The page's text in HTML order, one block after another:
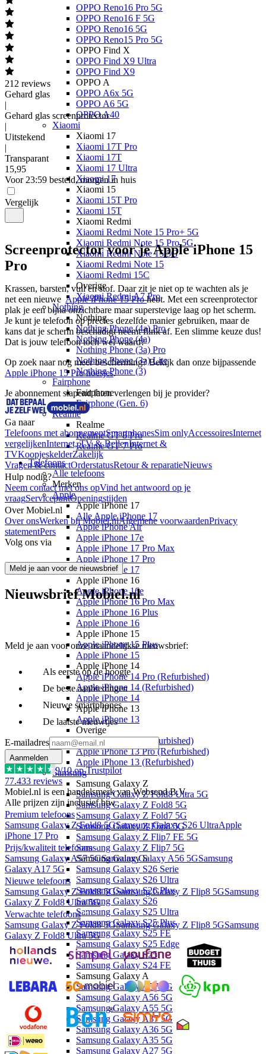
OPPO Reno16 Pro 5G
OPPO Reno16 F 5G
OPPO Reno16 5G
OPPO Reno15 Pro 5G
OPPO Find X
OPPO Find X9 Ultra
OPPO Find X9
OPPO A
OPPO A6x 5G
OPPO A6 5G
OPPO A40
Xiaomi
Xiaomi 17
Xiaomi 17T Pro
Xiaomi 17T
Xiaomi 17 Ultra
Xiaomi 17
Xiaomi 15
Xiaomi 15T Pro
Xiaomi 15T
Xiaomi Redmi
Xiaomi Redmi Note 15 Pro+ 5G
Xiaomi Redmi Note 15 Pro 5G
Xiaomi Redmi Note 15 5G
Xiaomi Redmi Note 15
Xiaomi Redmi 15C
Overige
Xiaomi Redmi A7 Pro
Nothing
Nothing
Nothing Phone (4a) Pro
Nothing Phone (4a)
Nothing Phone (3a) Pro
Nothing Phone (3a) Lite
Nothing Phone (3)
Fairphone
Fairphone
Fairphone (Gen. 6)
Realme
Realme
Realme GT 8 Pro
Realme GT 7 Pro
Telefoons
Alle telefoons
Merken
Apple
Apple iPhone 17
Alle Apple iPhone 17
Apple iPhone Air
Apple iPhone 17e
Apple iPhone 17 Pro Max
Apple iPhone 17 Pro
Apple iPhone 17
Apple iPhone 16
Apple iPhone 16e
Apple iPhone 16 Pro Max
Apple iPhone 16 Plus
Apple iPhone 16
Apple iPhone 15
Apple iPhone 15 Plus
Apple iPhone 15
Apple iPhone 14
Apple iPhone 14 Pro (Refurbished)
Apple iPhone 14 (Refurbished)
Apple iPhone 14
Apple iPhone 13
Apple iPhone 13
Overige
Apple iPhone 15 (Refurbished)
Apple iPhone 13 Pro (Refurbished)
Apple iPhone 13 (Refurbished)
Samsung
Samsung Galaxy Z
Samsung Galaxy Z Fold8 Ultra 5G
Samsung Galaxy Z Fold8 5G
Samsung Galaxy Z Fold7 5G
Samsung Galaxy Z Flip8 5G
Samsung Galaxy Z Flip7 FE 5G
Samsung Galaxy Z Flip7 5G
Samsung Galaxy S
Samsung Galaxy S26 Serie
Samsung Galaxy S26 Ultra
Samsung Galaxy S26 Plus
Samsung Galaxy S26
Samsung Galaxy S25 Ultra
Samsung Galaxy S25 Plus
Samsung Galaxy S25 FE
Samsung Galaxy S25 Edge
Samsung Galaxy S25
Samsung Galaxy S24 FE
Samsung Galaxy A
Samsung Galaxy A57 5G
Samsung Galaxy A56 5G
Samsung Galaxy A55 5G
Samsung Galaxy A37 5G
Samsung Galaxy A36 5G
Samsung Galaxy A35 5G
Samsung Galaxy A27 5G
212 reviews
Gehard glas
|
Gehard glas screenprotector
|
Uitstekend
|
Transparant
15,95
Voor 23:59 besteld, morgen in huis
Vergelijk
Screenprotector voor je Apple iPhone 15
Pro
Krassen, barsten, vuil en stof. Daar zit je niet op te wachten als je
net een nieuwe Apple iPhone 15 Pro hebt. Met een screenprotector
plak je een bijna onzichtbare maar superstevige laag op het scherm.
Je kunt je telefoon op precies dezelfde manier gebruiken, maar de
kans dat je scherm beschadigt neemt flink af. Een slimme keuze dus!
Dat is jouw telefoon toch wel waard?
Apple iPhone 15 Pro hoesjes.
Je abonnement slapend laten verlengen bij je provider?
Ga naar
Telefoons met abonnementSmartphonesSim onlyAccessoiresInternet
vergelijkenInternet, TV & BellenInternet &
TVKoopjeskelderZakelijk
Vragen & contactOrderstatusRetour & reparatieNieuws
Hulp nodig?
Neem contact met ons opVind het antwoord op je
vraagServicepuntOpeningstijden
Over Mobiel.nl
Over onsWerken bij Mobiel.nlAlgemene voorwaardenPrivacy
statementPers
Volg ons via
Meld je aan voor de nieuwsbrief
Nieuwsbrief Mobiel.nl
Meld je aan voor onze maandelijkse nieuwsbrief:
Als eerste op de hoogte
De beste aanbiedingen
Nieuwe smartphones
De laatste nieuwtjes
E-mailadres
Aanmelden
9/10 op Trustpilot
77.433 reviews
Mobiel.nl is een handelsmerk van Websend B.V.
Alle prijzen zijn inclusief btw.
Premium telefoons
Samsung Galaxy Z Fold8 5GSamsung Galaxy S26 UltraApple
iPhone 17 Pro
Prijs/kwaliteit telefoons
Samsung Galaxy A57 5GSamsung Galaxy A56 5GSamsung
Galaxy A17 5G
Nieuwe telefoons
Samsung Galaxy Z Fold8 5GSamsung Galaxy Z Flip8 5GSamsung
Galaxy Z Fold8 Ultra 5G
Verwachte telefoons
Samsung Galaxy Z Fold8 5GSamsung Galaxy Z Flip8 5GSamsung
Galaxy Z Fold8 Ultra 5G